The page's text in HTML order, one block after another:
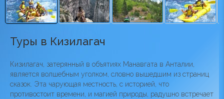
Туры в Кизилагач
Кизилагач, затерянный в объятиях Манавгата в Анталии,
является волшебным уголком, словно вышедшим из страниц
сказок. Эта чарующая местность, с историей, что
противостоит времени, и магией природы, радушно встречает